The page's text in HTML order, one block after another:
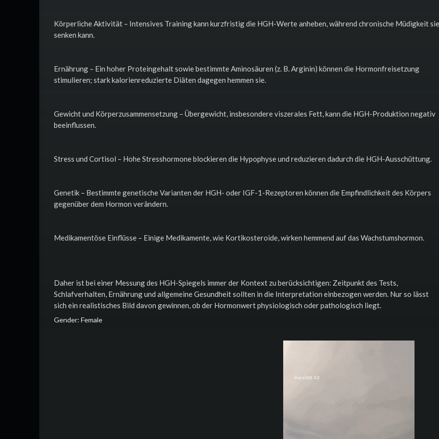
Körperliche Aktivität – Intensives Training kann kurzfristig die HGH-Werte anheben, während chronische Müdigkeit sie
senken kann.
Ernährung – Ein hoher Proteingehalt sowie bestimmte Aminosäuren (z. B. Arginin) können die Hormonfreisetzung
stimulieren; stark kalorienreduzierte Diäten dagegen hemmen sie.
Gewicht und Körperzusammensetzung – Übergewicht, insbesondere viszerales Fett, kann die HGH-Produktion negativ
beeinflussen.
Stress und Cortisol – Hohe Stresshormone blockieren die Hypophyse und reduzieren dadurch die HGH-Ausschüttung.
Genetik – Bestimmte genetische Varianten der HGH- oder IGF-1-Rezeptoren können die Empfindlichkeit des Körpers
gegenüber dem Hormon verändern.
Medikamentöse Einflüsse – Einige Medikamente, wie Kortikosteroide, wirken hemmend auf das Wachstumshormon.
Daher ist bei einer Messung des HGH-Spiegels immer der Kontext zu berücksichtigen: Zeitpunkt des Tests,
Schlafverhalten, Ernährung und allgemeine Gesundheit sollten in die Interpretation einbezogen werden. Nur so lässt
sich ein realistisches Bild davon gewinnen, ob der Hormonwert physiologisch oder pathologisch liegt.
Gender: Female